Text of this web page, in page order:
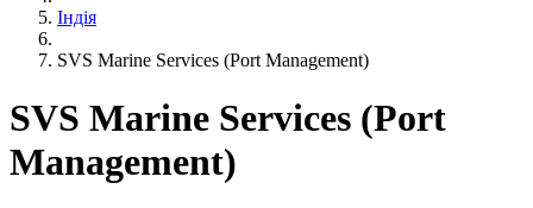
Індiя
SVS Marine Services (Port Management)
SVS Marine Services (Port
Management)